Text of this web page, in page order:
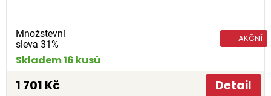
Množstevní
sleva 31%
AKČNÍ
Skladem 16 kusů
1 701 Kč Detail